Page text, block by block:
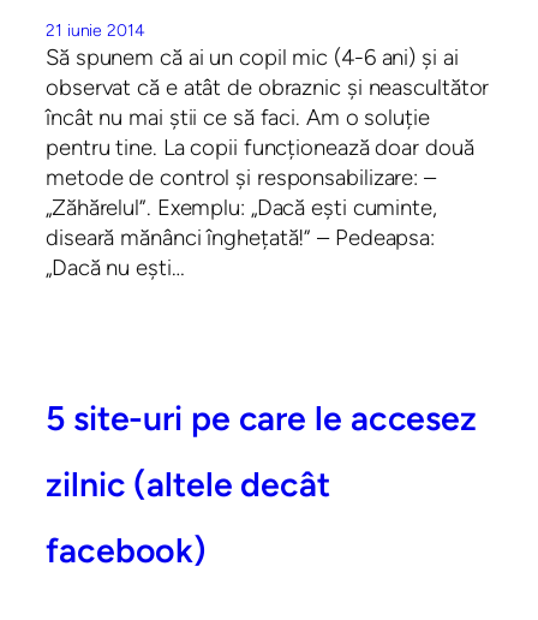
21 iunie 2014
Să spunem că ai un copil mic (4-6 ani) și ai
observat că e atât de obraznic și neascultător
încât nu mai știi ce să faci. Am o soluție
pentru tine. La copii funcționează doar două
metode de control și responsabilizare: –
„Zăhărelul”. Exemplu: „Dacă ești cuminte,
diseară mănânci înghețată!” – Pedeapsa:
„Dacă nu ești…
5 site-uri pe care le accesez
zilnic (altele decât
facebook)